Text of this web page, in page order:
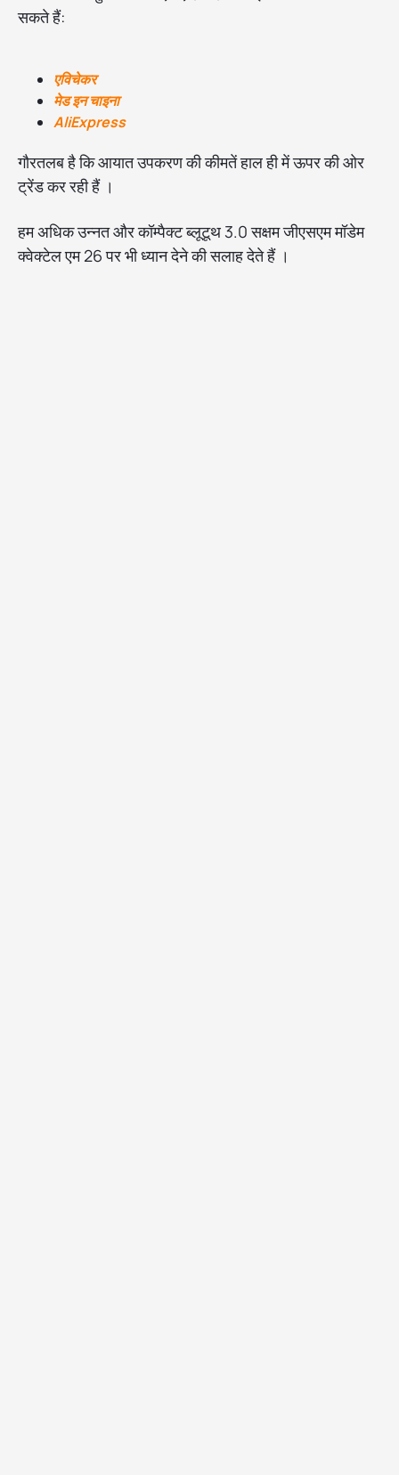
सकते हैं:
एविचेकर
मेड इन चाइना
AliExpress
गौरतलब है कि आयात उपकरण की कीमतें हाल ही में ऊपर की ओर
ट्रेंड कर रही हैं ।
हम अधिक उन्नत और कॉम्पैक्ट ब्लूटूथ 3.0 सक्षम जीएसएम मॉडेम
क्वेक्टेल एम 26 पर भी ध्यान देने की सलाह देते हैं ।